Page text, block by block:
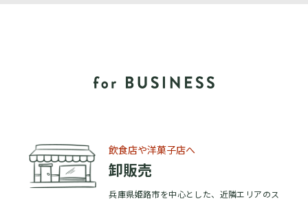
卸販売
飲食店や洋菓子店へ
兵庫県姫路市を中心とした、近隣エリアのス